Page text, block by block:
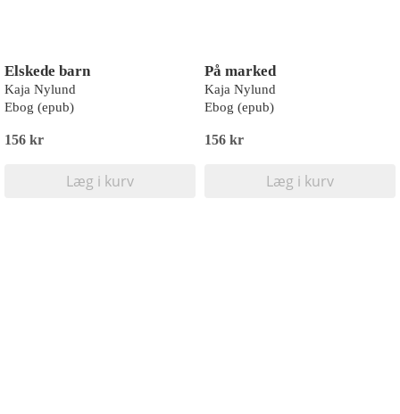
Elskede barn
Kaja Nylund
Ebog (epub)
156 kr
Læg i kurv
På marked
Kaja Nylund
Ebog (epub)
156 kr
Læg i kurv